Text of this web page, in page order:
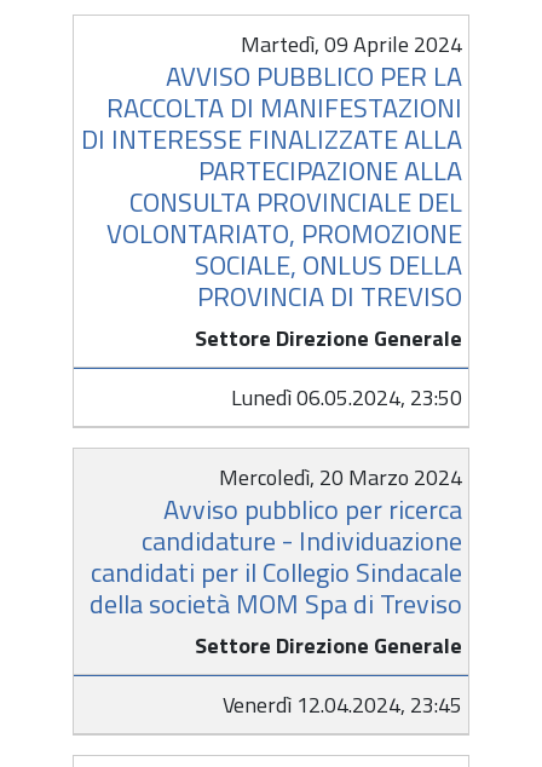
Martedì, 09 Aprile 2024
AVVISO PUBBLICO PER LA
RACCOLTA DI MANIFESTAZIONI
DI INTERESSE FINALIZZATE ALLA
PARTECIPAZIONE ALLA
CONSULTA PROVINCIALE DEL
VOLONTARIATO, PROMOZIONE
SOCIALE, ONLUS DELLA
PROVINCIA DI TREVISO
Settore Direzione Generale
Lunedì 06.05.2024, 23:50
Mercoledì, 20 Marzo 2024
Avviso pubblico per ricerca
candidature - Individuazione
candidati per il Collegio Sindacale
della società MOM Spa di Treviso
Settore Direzione Generale
Venerdì 12.04.2024, 23:45